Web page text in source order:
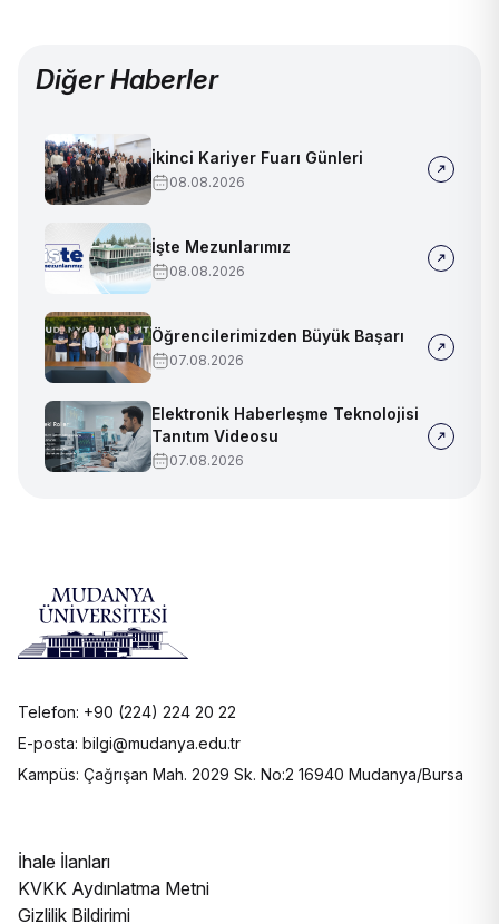
Diğer Haberler
İkinci Kariyer Fuarı Günleri
08.08.2026
İşte Mezunlarımız
08.08.2026
Öğrencilerimizden Büyük Başarı
07.08.2026
Elektronik Haberleşme Teknolojisi
Tanıtım Videosu
07.08.2026
Telefon: +90 (224) 224 20 22
E-posta: bilgi@mudanya.edu.tr
Kampüs: Çağrışan Mah. 2029 Sk. No:2 16940 Mudanya/Bursa
İhale İlanları
KVKK Aydınlatma Metni
Gizlilik Bildirimi